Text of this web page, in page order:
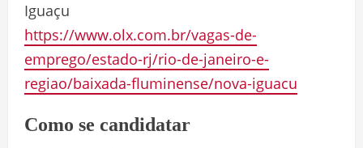
Iguaçu
https://www.olx.com.br/vagas-de-
emprego/estado-rj/rio-de-janeiro-e-
regiao/baixada-fluminense/nova-iguacu
Como se candidatar